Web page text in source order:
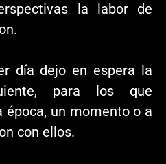
la labor de
día dejo en espera la
para los que
un momento o a
con ellos.